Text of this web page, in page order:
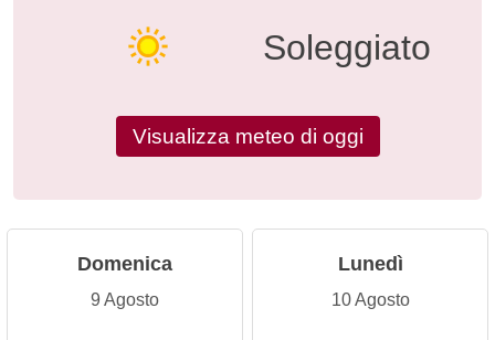
Soleggiato
Visualizza meteo di oggi
Domenica
9 Agosto
Lunedì
10 Agosto